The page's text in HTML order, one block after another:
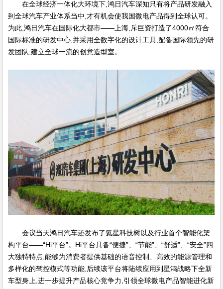
在全球经济一体化大环境下,鸿日汽车深知只有将产品研发融入
到全球汽车产业体系当中,才有机会使我国微电产品得到全球认可。
为此,鸿日汽车在国际化大都市——上海,斥巨资打造了4000㎡符合
国际标准的研发中心,并采用全数字化的设计工具,配备国际领先的研
发团队,建立全球一流的创意造型室。
会议当天鸿日汽车还发布了氦星科技树以及行业首个智能化架
构平台——“Hi平台”。Hi平台具备“便捷”、“节能”、“舒适”、“安全”四
大独特特点,能够为消费者提供基础的语音控制、高效的能源管理和
多样化的驾控模式等功能,后续该平台将陆续应用到星鸿战略下全新
车型身上,进一步提升产品核心竞争力,引领全球微电产品智能进化新